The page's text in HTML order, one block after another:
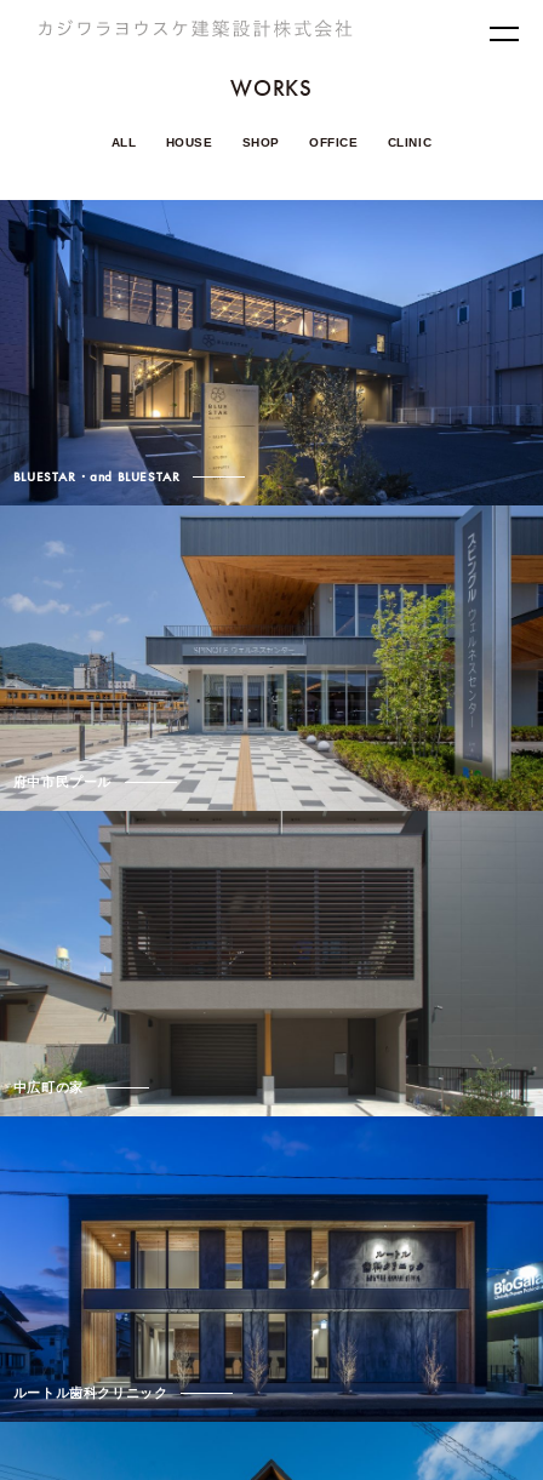
メニ
WORKS
ALL HOUSE SHOP OFFICE CLINIC
BLUESTAR・and BLUESTAR
府中市民プール
中広町の家
ルートル歯科クリニック